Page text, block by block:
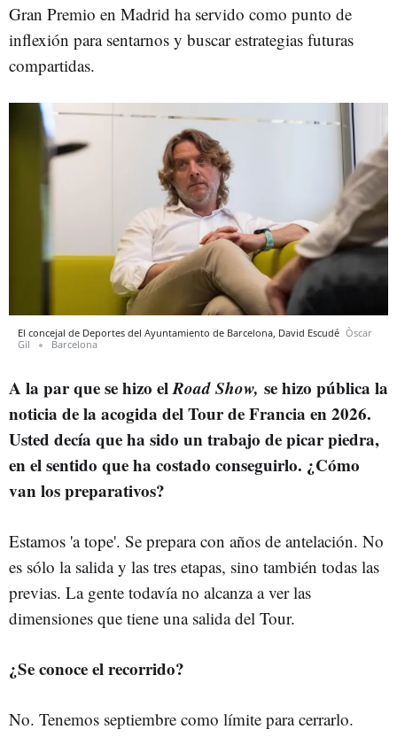
Gran Premio en Madrid ha servido como punto de
inflexión para sentarnos y buscar estrategias futuras
compartidas.
El concejal de Deportes del Ayuntamiento de Barcelona, David Escudé Òscar
Gil
Barcelona
A la par que se hizo elRoad Show, se hizo pública la
noticia de la acogida del Tour de Francia en 2026.
Usted decía que ha sido un trabajo de picar piedra,
en el sentido que ha costado conseguirlo. ¿Cómo
van los preparativos?
Estamos 'a tope'. Se prepara con años de antelación. No
es sólo la salida y las tres etapas, sino también todas las
previas. La gente todavía no alcanza a ver las
dimensiones que tiene una salida del Tour.
¿Se conoce el recorrido?
No. Tenemos septiembre como límite para cerrarlo.